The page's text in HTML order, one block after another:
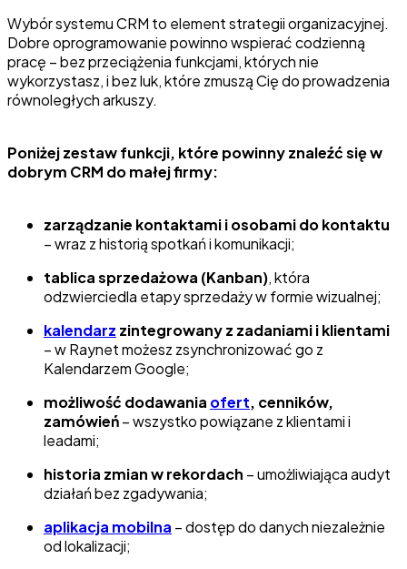
Wybór systemu CRM to element strategii organizacyjnej.
Dobre oprogramowanie powinno wspierać codzienną
pracę – bez przeciążenia funkcjami, których nie
wykorzystasz, i bez luk, które zmuszą Cię do prowadzenia
równoległych arkuszy.
Poniżej zestaw funkcji, które powinny znaleźć się w
dobrym CRM do małej firmy:
zarządzanie kontaktami i osobami do kontaktu
– wraz z historią spotkań i komunikacji;
tablica sprzedażowa (Kanban), która
odzwierciedla etapy sprzedaży w formie wizualnej;
kalendarz zintegrowany z zadaniami i klientami
– w Raynet możesz zsynchronizować go z
Kalendarzem Google;
możliwość dodawania ofert, cenników,
zamówień– wszystko powiązane z klientami i
leadami;
historia zmian w rekordach – umożliwiająca audyt
działań bez zgadywania;
aplikacja mobilna – dostęp do danych niezależnie
od lokalizacji;